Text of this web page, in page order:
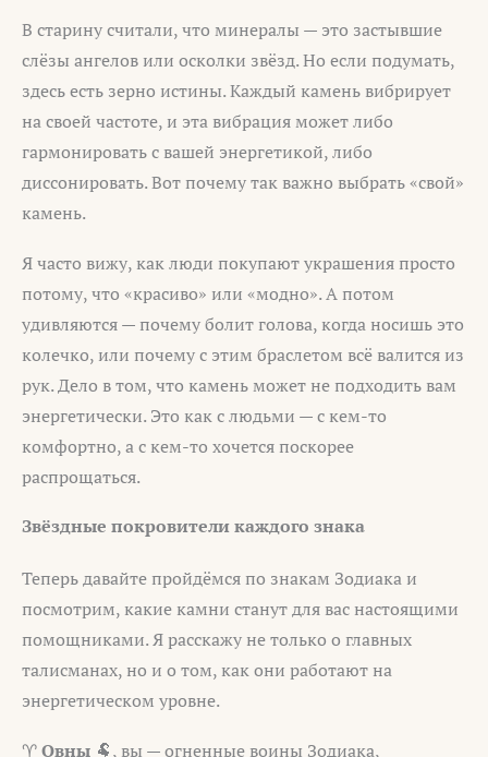
В старину считали, что минералы — это застывшие
слёзы ангелов или осколки звёзд. Но если подумать,
здесь есть зерно истины. Каждый камень вибрирует
на своей частоте, и эта вибрация может либо
гармонировать с вашей энергетикой, либо
диссонировать. Вот почему так важно выбрать «свой»
камень.
Я часто вижу, как люди покупают украшения просто
потому, что «красиво» или «модно». А потом
удивляются — почему болит голова, когда носишь это
колечко, или почему с этим браслетом всё валится из
рук. Дело в том, что камень может не подходить вам
энергетически. Это как с людьми — с кем-то
комфортно, а с кем-то хочется поскорее
распрощаться.
Звёздные покровители каждого знака
Теперь давайте пройдёмся по знакам Зодиака и
посмотрим, какие камни станут для вас настоящими
помощниками. Я расскажу не только о главных
талисманах, но и о том, как они работают на
энергетическом уровне.
♈Овны 🐏, вы — огненные воины Зодиака,